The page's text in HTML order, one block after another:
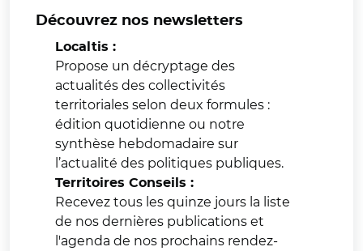
Découvrez nos newsletters
Localtis :
Propose un décryptage des
actualités des collectivités
territoriales selon deux formules :
édition quotidienne ou notre
synthèse hebdomadaire sur
l’actualité des politiques publiques.
Territoires Conseils :
Recevez tous les quinze jours la liste
de nos dernières publications et
l'agenda de nos prochains rendez-